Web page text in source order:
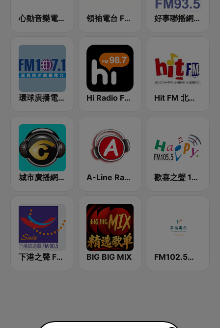
心動音樂電台 Pulse FM89.9 領袖電台 FM93.7 好事聯播網 Best Radio FM93.5
環球廣播電台 107.1 FM Hi Radio FM98.7 Hit FM 北部 107.7
城市廣播網 城市廣播 98.3 FM A-Line Radio 聯播網 歡喜之聲 105.5 FM
下港之聲 FM 90.5 BIG BIG MIX FM102.5幸福廣播電台